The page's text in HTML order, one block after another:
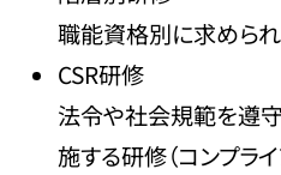
職能資格別に求めら
CSR研修
法令や社会規範を遵
施する研修（コンプラ